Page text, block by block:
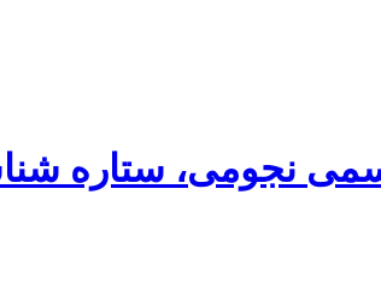
نجومی، ستاره